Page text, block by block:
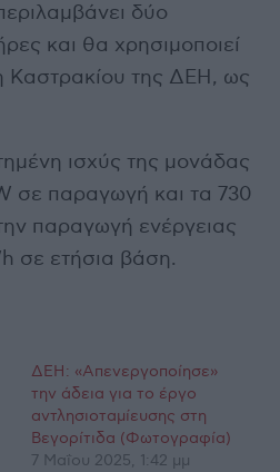
δύο
και θα χρησιμοποιεί
Καστρακίου της ΔΕΗ, ως
ισχύς της μονάδας
σε παραγωγή και τα 730
παραγωγή ενέργειας
σε ετήσια βάση.
ΔΕΗ: «Απενεργοποίησε»
την άδεια για το έργο
αντλησιοταμίευσης στη
Βεγορίτιδα (Φωτογραφία)
7 Μαΐου 2025, 1:42 μμ